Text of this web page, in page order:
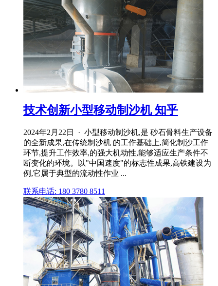
技术创新小型移动制沙机 知乎
2024年2月22日 · 小型移动制沙机,是 砂石骨料生产设备
的全新成果,在传统制沙机 的工作基础上,简化制沙工作
环节,提升工作效率,的强大机动性,能够适应生产条件不
断变化的环境。以"中国速度"的标志性成果,高铁建设为
例,它属于典型的流动性作业 ...
联系电话: 180 3780 8511